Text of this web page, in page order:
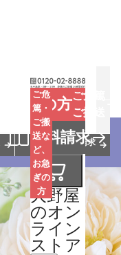
ご危
篤・
ご搬
送な
ど、
お急
ぎの
方
お急ぎの方ご危篤
ご搬送
資料請求
大野屋
のオン
ライン
ストア
お仏壇
会員サービス
資料請求